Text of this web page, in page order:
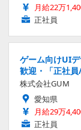
月給22万
正社員
ゲーム向けUI
歓迎・「正社
株式会社GUM
愛知県
月給29万
正社員